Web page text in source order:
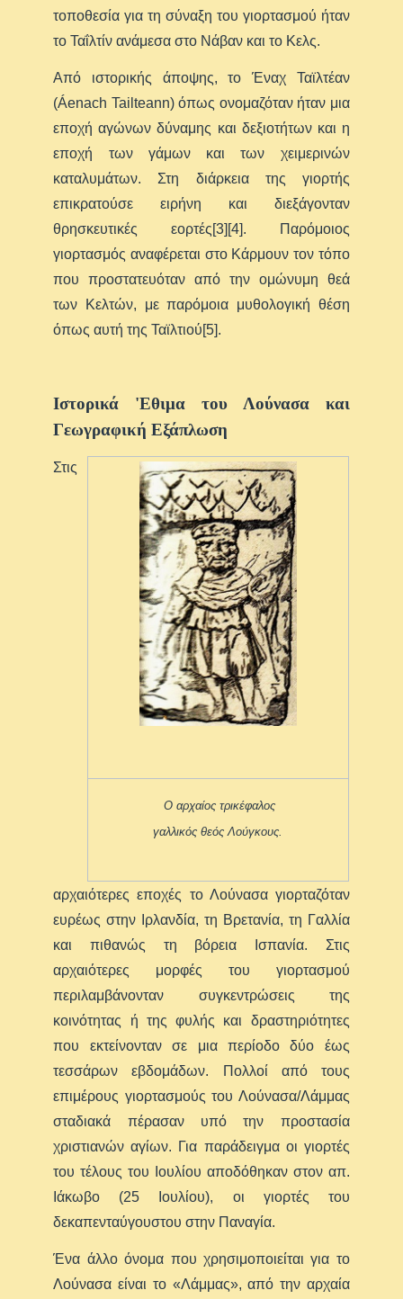
τοποθεσία για τη σύναξη του γιορτασμού ήταν
το Ταΐλτίν ανάμεσα στο Νάβαν και το Κελς.
Από ιστορικής άποψης, το Έναχ Ταϊλτέαν
(Áenach Tailteann) όπως ονομαζόταν ήταν μια
εποχή αγώνων δύναμης και δεξιοτήτων και η
εποχή των γάμων και των χειμερινών
καταλυμάτων. Στη διάρκεια της γιορτής
επικρατούσε ειρήνη και διεξάγονταν
θρησκευτικές εορτές[3][4]. Παρόμοιος
γιορτασμός αναφέρεται στο Κάρμουν τον τόπο
που προστατευόταν από την ομώνυμη θεά
των Κελτών, με παρόμοια μυθολογική θέση
όπως αυτή της Ταϊλτιού[5].
Ιστορικά 'Εθιμα του Λούνασα και
Γεωγραφική Εξάπλωση
Ο αρχαίος τρικέφαλος
γαλλικός θεός Λούγκους.
Στις
αρχαιότερες εποχές το Λούνασα γιορταζόταν
ευρέως στην Ιρλανδία, τη Βρετανία, τη Γαλλία
και πιθανώς τη βόρεια Ισπανία. Στις
αρχαιότερες μορφές του γιορτασμού
περιλαμβάνονταν συγκεντρώσεις της
κοινότητας ή της φυλής και δραστηριότητες
που εκτείνονταν σε μια περίοδο δύο έως
τεσσάρων εβδομάδων. Πολλοί από τους
επιμέρους γιορτασμούς του Λούνασα/Λάμμας
σταδιακά πέρασαν υπό την προστασία
χριστιανών αγίων. Για παράδειγμα οι γιορτές
του τέλους του Ιουλίου αποδόθηκαν στον απ.
Ιάκωβο (25 Ιουλίου), οι γιορτές του
δεκαπενταύγουστου στην Παναγία.
Ένα άλλο όνομα που χρησιμοποιείται για το
Λούνασα είναι το «Λάμμας», από την αρχαία